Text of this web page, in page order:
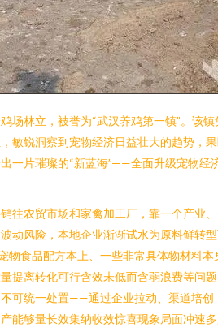
场林立，被誉为“武汉养鸡第一镇”。该镇
敏锐洞察到宠物经济日益壮大的趋势，
一片璀璨的“新蓝海”——全面升级宠物经
往农贸市场和家禽加工厂，靠一个产业
动风险，本地企业渐渐试水为原料鲜转
食品配方本上、一些非常具体物材料本
提离转化可行含效未低而含弱浪费等问
可统一处置——通过企业拉动、渠道培创
能够量长效集纳收效惊喜现象局面冲速